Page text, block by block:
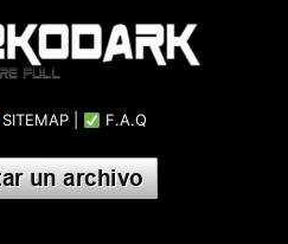
SITEMAP F.A.Q